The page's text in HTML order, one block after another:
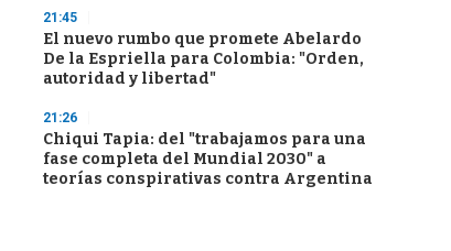
21:45
El nuevo rumbo que promete Abelardo
De la Espriella para Colombia: "Orden,
autoridad y libertad"
21:26
Chiqui Tapia: del "trabajamos para una
fase completa del Mundial 2030" a
teorías conspirativas contra Argentina